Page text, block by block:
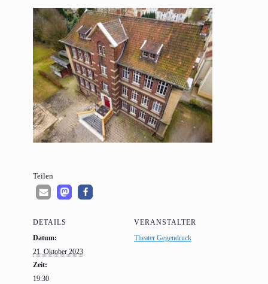
Tei­len
DETAILS
Datum:
21. Oktober 2023
Zeit:
19:30
VERANSTALTER
Theater Gegendruck